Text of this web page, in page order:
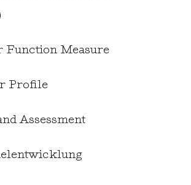
Function Measure
Profile
Assessment